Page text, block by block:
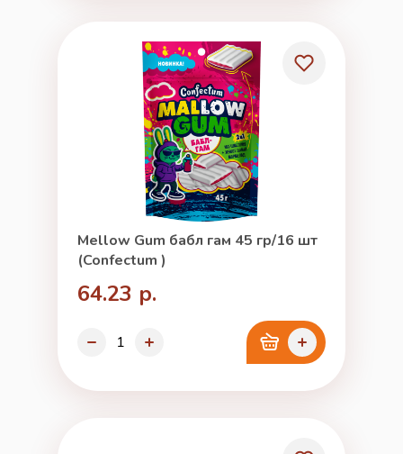
Mellow Gum бабл гам 45 гр/16 шт
(Confectum )
64.23 р.